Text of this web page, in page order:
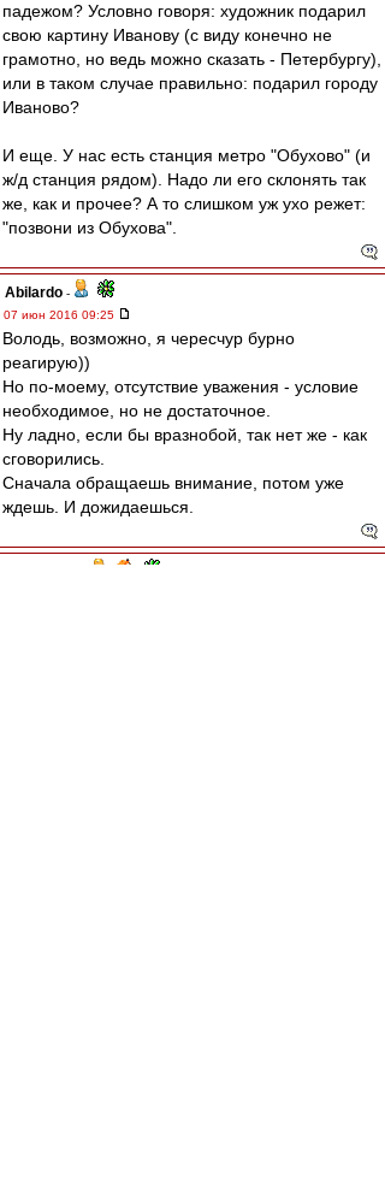
падежом? Условно говоря: художник подарил
свою картину Иванову (с виду конечно не
грамотно, но ведь можно сказать - Петербургу),
или в таком случае правильно: подарил городу
Иваново?
И еще. У нас есть станция метро "Обухово" (и
ж/д станция рядом). Надо ли его склонять так
же, как и прочее? А то слишком уж ухо режет:
"позвони из Обухова".
Abilardo -
07 июн 2016 09:25
Володь, возможно, я чересчур бурно
реагирую))
Но по-моему, отсутствие уважения - условие
необходимое, но не достаточное.
Ну ладно, если бы вразнобой, так нет же - как
сговорились.
Сначала обращаешь внимание, потом уже
ждешь. И дожидаешься.